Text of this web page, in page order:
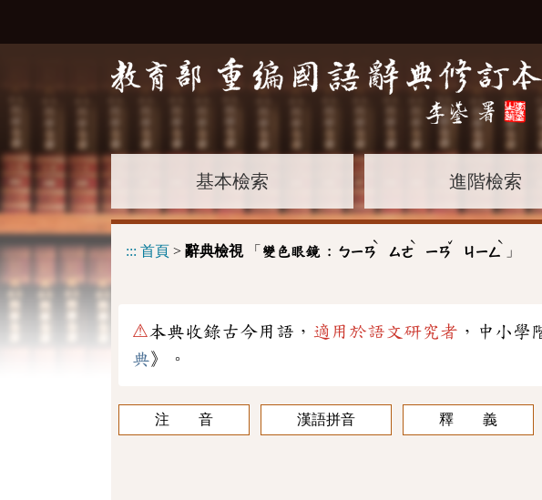
基本檢索 進階檢索
::: 首頁 > 辭典檢視「 變色眼鏡 : ㄅㄧㄢ
ˋ
ㄙㄜ
ˋ
ㄧㄢ
ˇ
ㄐㄧㄥ
ˋ
」
⚠本典收錄古今用語， 適用於語文研究者 ，中小學
典》。
注 音 漢語拼音 釋 義